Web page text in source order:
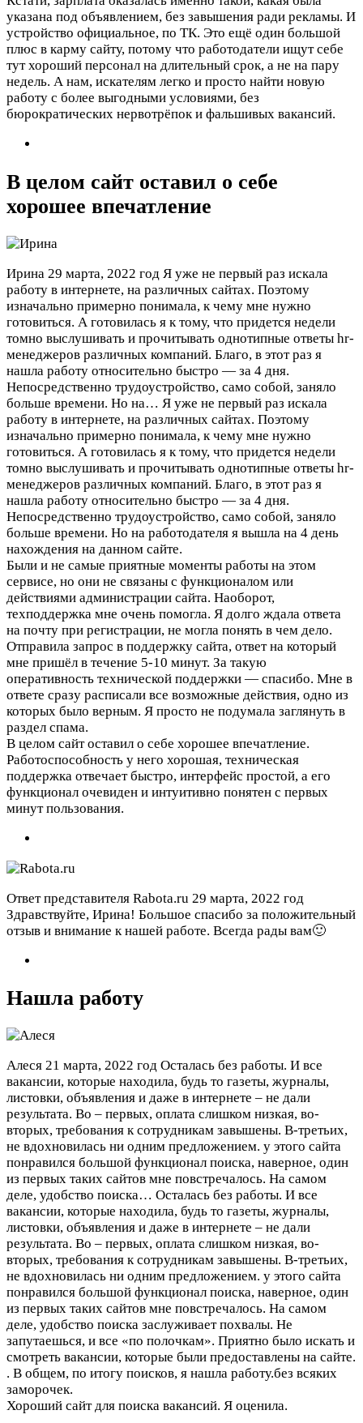
указана под объявлением, без завышения ради рекламы. И
устройство официальное, по ТК. Это ещё один большой
плюс в карму сайту, потому что работодатели ищут себе
тут хороший персонал на длительный срок, а не на пару
недель. А нам, искателям легко и просто найти новую
работу с более выгодными условиями, без
бюрократических нервотрёпок и фальшивых вакансий.
В целом сайт оставил о себе
хорошее впечатление
Ирина 29 марта, 2022 год Я уже не первый раз искала
работу в интернете, на различных сайтах. Поэтому
изначально примерно понимала, к чему мне нужно
готовиться. А готовилась я к тому, что придется недели
томно выслушивать и прочитывать однотипные ответы hr-
менеджеров различных компаний. Благо, в этот раз я
нашла работу относительно быстро — за 4 дня.
Непосредственно трудоустройство, само собой, заняло
больше времени. Но на… Я уже не первый раз искала
работу в интернете, на различных сайтах. Поэтому
изначально примерно понимала, к чему мне нужно
готовиться. А готовилась я к тому, что придется недели
томно выслушивать и прочитывать однотипные ответы hr-
менеджеров различных компаний. Благо, в этот раз я
нашла работу относительно быстро — за 4 дня.
Непосредственно трудоустройство, само собой, заняло
больше времени. Но на работодателя я вышла на 4 день
нахождения на данном сайте.
Были и не самые приятные моменты работы на этом
сервисе, но они не связаны с функционалом или
действиями администрации сайта. Наоборот,
техподдержка мне очень помогла. Я долго ждала ответа
на почту при регистрации, не могла понять в чем дело.
Отправила запрос в поддержку сайта, ответ на который
мне пришёл в течение 5-10 минут. За такую
оперативность технической поддержки — спасибо. Мне в
ответе сразу расписали все возможные действия, одно из
которых было верным. Я просто не подумала заглянуть в
раздел спама.
В целом сайт оставил о себе хорошее впечатление.
Работоспособность у него хорошая, техническая
поддержка отвечает быстро, интерфейс простой, а его
функционал очевиден и интуитивно понятен с первых
минут пользования.
Ответ представителя Rabota.ru 29 марта, 2022 год
Здравствуйте, Ирина! Большое спасибо за положительный
отзыв и внимание к нашей работе. Всегда рады вам🙂
Нашла работу
Алеся 21 марта, 2022 год Осталась без работы. И все
вакансии, которые находила, будь то газеты, журналы,
листовки, объявления и даже в интернете – не дали
результата. Во – первых, оплата слишком низкая, во-
вторых, требования к сотрудникам завышены. В-третьих,
не вдохновилась ни одним предложением. у этого сайта
понравился большой функционал поиска, наверное, один
из первых таких сайтов мне повстречалось. На самом
деле, удобство поиска… Осталась без работы. И все
вакансии, которые находила, будь то газеты, журналы,
листовки, объявления и даже в интернете – не дали
результата. Во – первых, оплата слишком низкая, во-
вторых, требования к сотрудникам завышены. В-третьих,
не вдохновилась ни одним предложением. у этого сайта
понравился большой функционал поиска, наверное, один
из первых таких сайтов мне повстречалось. На самом
деле, удобство поиска заслуживает похвалы. Не
запутаешься, и все «по полочкам». Приятно было искать и
смотреть вакансии, которые были предоставлены на сайте.
. В общем, по итогу поисков, я нашла работу.без всяких
заморочек.
Хороший сайт для поиска вакансий. Я оценила.